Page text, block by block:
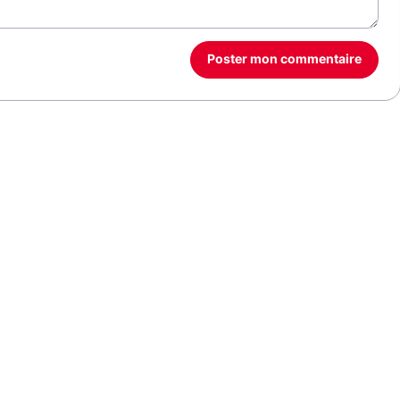
Poster mon commentaire